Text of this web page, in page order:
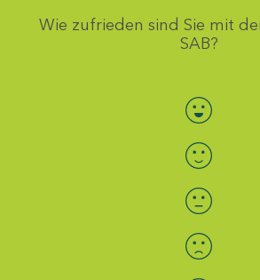
Wie zufrieden sind Sie mit
SAB?
Bewertung